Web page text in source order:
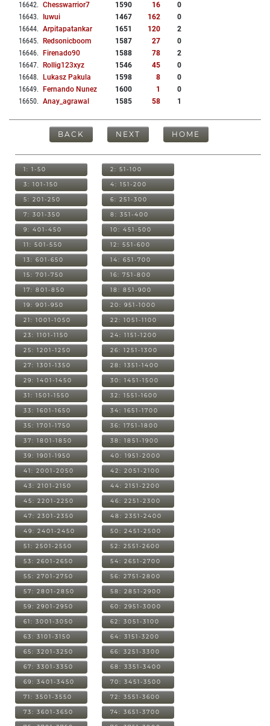
16642. Chesswarrior7 1590 16
0
16643. Iuwui 1467 162
0
16644. Arpitapatankar 1651 120
2
16645. Redsonicboom 1587 27
0
16646. Firenado90 1588 78
2
16647. Rollig123xyz 1546 45
0
16648. Lukasz Pakula 1598 8
0
16649. Fernando Nunez 1600 1
0
16650. Anay_agrawal 1585 58 1
BACK NEXT HOME
1: 1-50 2: 51-100
3: 101-150 4: 151-200
5: 201-250 6: 251-300
7: 301-350 8: 351-400
9: 401-450 10: 451-500
11: 501-550 12: 551-600
13: 601-650 14: 651-700
15: 701-750 16: 751-800
17: 801-850 18: 851-900
19: 901-950 20: 951-1000
21: 1001-1050 22: 1051-1100
23: 1101-1150 24: 1151-1200
25: 1201-1250 26: 1251-1300
27: 1301-1350 28: 1351-1400
29: 1401-1450 30: 1451-1500
31: 1501-1550 32: 1551-1600
33: 1601-1650 34: 1651-1700
35: 1701-1750 36: 1751-1800
37: 1801-1850 38: 1851-1900
39: 1901-1950 40: 1951-2000
41: 2001-2050 42: 2051-2100
43: 2101-2150 44: 2151-2200
45: 2201-2250 46: 2251-2300
47: 2301-2350 48: 2351-2400
49: 2401-2450 50: 2451-2500
51: 2501-2550 52: 2551-2600
53: 2601-2650 54: 2651-2700
55: 2701-2750 56: 2751-2800
57: 2801-2850 58: 2851-2900
59: 2901-2950 60: 2951-3000
61: 3001-3050 62: 3051-3100
63: 3101-3150 64: 3151-3200
65: 3201-3250 66: 3251-3300
67: 3301-3350 68: 3351-3400
69: 3401-3450 70: 3451-3500
71: 3501-3550 72: 3551-3600
73: 3601-3650 74: 3651-3700